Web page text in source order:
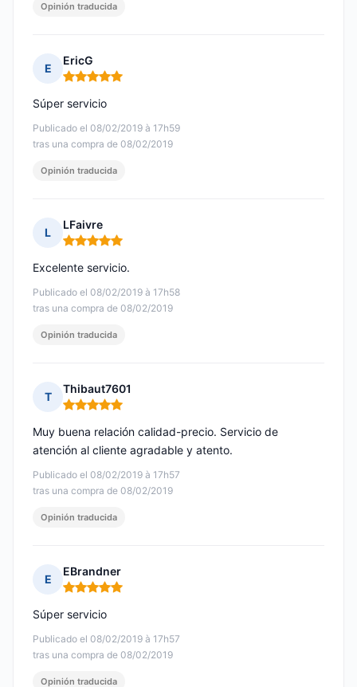
Opinión traducida
E
EricG
Nota: 5 de 5
Publicado el 08/02/2019 à 17h59
tras una compra de 08/02/2019
Súper servicio
Opinión traducida
L
LFaivre
Nota: 5 de 5
Publicado el 08/02/2019 à 17h58
tras una compra de 08/02/2019
Excelente servicio.
Opinión traducida
T
Thibaut7601
Nota: 5 de 5
Publicado el 08/02/2019 à 17h57
tras una compra de 08/02/2019
Muy buena relación calidad-precio. Servicio de
atención al cliente agradable y atento.
Opinión traducida
E
EBrandner
Nota: 5 de 5
Publicado el 08/02/2019 à 17h57
tras una compra de 08/02/2019
Súper servicio
Opinión traducida